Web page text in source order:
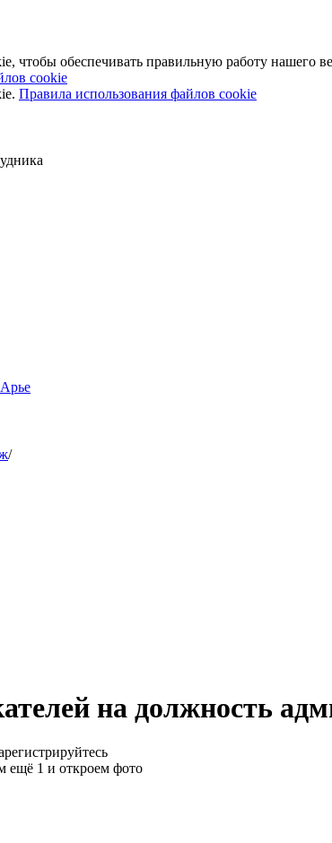
чтобы обеспечивать правильную работу нашего
cookie
Правила использования файлов cookie
/
на должность
ещё 1 и откроем фото